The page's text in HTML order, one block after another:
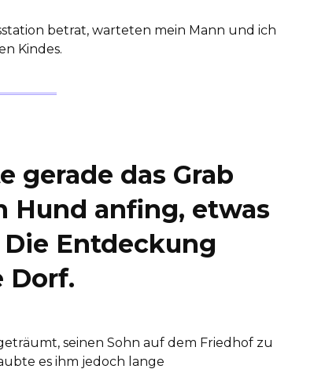
betrat, warteten mein Mann und ich
Kindes.
gerade das Grab
Hund anfing, etwas
Entdeckung
Dorf.
seinen Sohn auf dem Friedhof zu
es ihm jedoch lange